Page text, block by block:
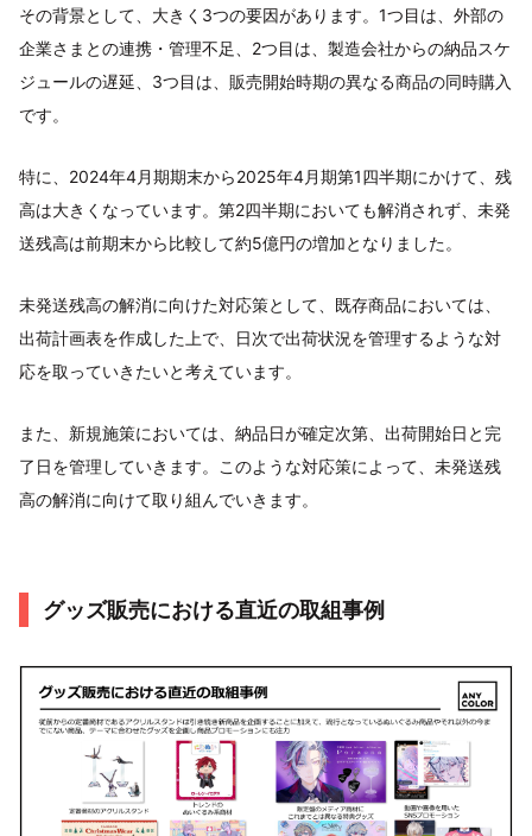
その背景として、大きく3つの要因があります。1つ目は、外部の
企業さまとの連携・管理不足、2つ目は、製造会社からの納品スケ
ジュールの遅延、3つ目は、販売開始時期の異なる商品の同時購入
です。
特に、2024年4月期期末から2025年4月期第1四半期にかけて、残
高は大きくなっています。第2四半期においても解消されず、未発
送残高は前期末から比較して約5億円の増加となりました。
未発送残高の解消に向けた対応策として、既存商品においては、
出荷計画表を作成した上で、日次で出荷状況を管理するような対
応を取っていきたいと考えています。
また、新規施策においては、納品日が確定次第、出荷開始日と完
了日を管理していきます。このような対応策によって、未発送残
高の解消に向けて取り組んでいきます。
グッズ販売における直近の取組事例